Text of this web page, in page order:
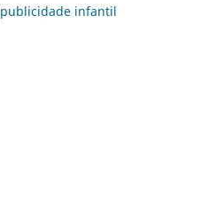
infantil